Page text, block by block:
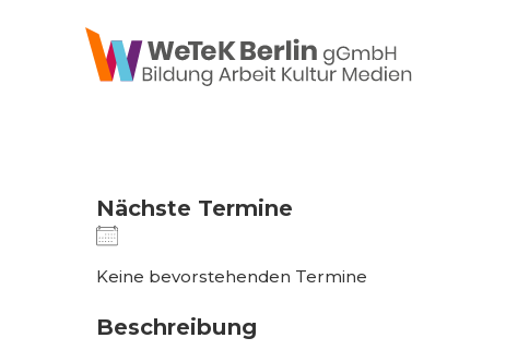
Nächste Termine
Keine bevorstehenden Termine
Beschreibung